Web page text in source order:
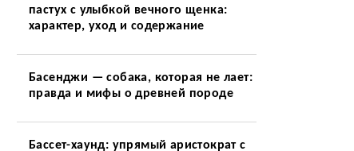
пастух с улыбкой вечного щенка:
характер, уход и содержание
Басенджи — собака, которая не лает:
правда и мифы о древней породе
Бассет-хаунд: упрямый аристократ с